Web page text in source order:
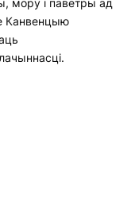
мору і паветры ад
Канвенцыю